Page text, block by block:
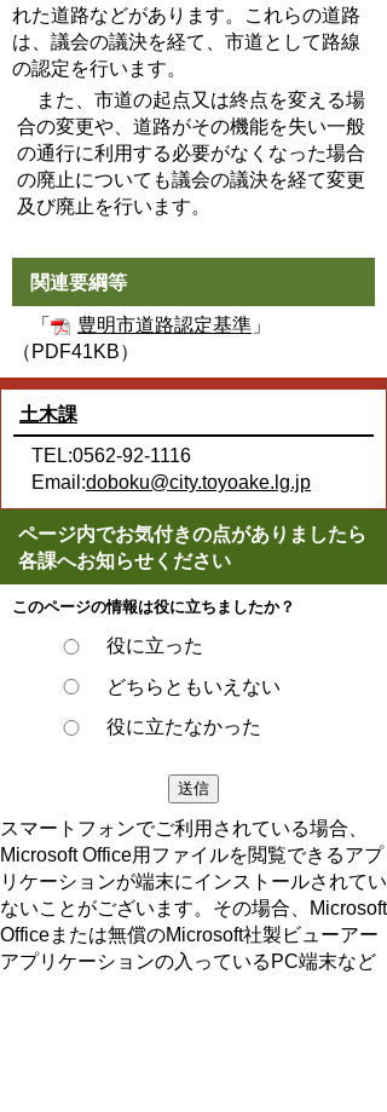
れた道路などがあります。これらの道路
は、議会の議決を経て、市道として路線
の認定を行います。
また、市道の起点又は終点を変える場
合の変更や、道路がその機能を失い一般
の通行に利用する必要がなくなった場合
の廃止についても議会の議決を経て変更
及び廃止を行います。
関連要綱等
「 豊明市道路認定基準 」
（PDF41KB）
土木課
TEL:0562-92-1116
Email:doboku@city.toyoake.lg.jp
ページ内でお気付きの点がありましたら
各課へお知らせください
このページの情報は役に立ちましたか？
役に立った
どちらともいえない
役に立たなかった
スマートフォンでご利用されている場合、
Microsoft Office用ファイルを閲覧できるアプ
リケーションが端末にインストールされてい
ないことがございます。その場合、Microsoft
Officeまたは無償のMicrosoft社製ビューアー
アプリケーションの入っているPC端末など